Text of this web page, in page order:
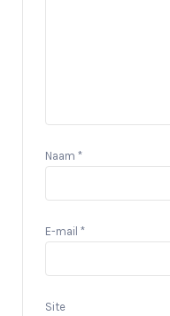
Naam *
E-mail *
Site